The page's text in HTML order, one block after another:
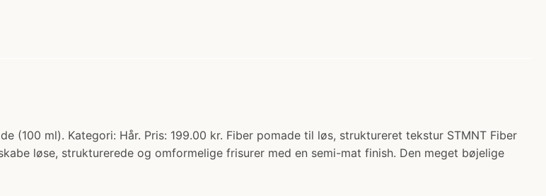
(100 ml). Kategori: Hår. Pris: 199.00 kr. Fiber pomade til løs, struktureret tekstur STMNT Fiber
løse, strukturerede og omformelige frisurer med en semi-mat finish. Den meget bøjelige